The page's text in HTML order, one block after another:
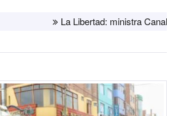
La Libertad: ministra Canales